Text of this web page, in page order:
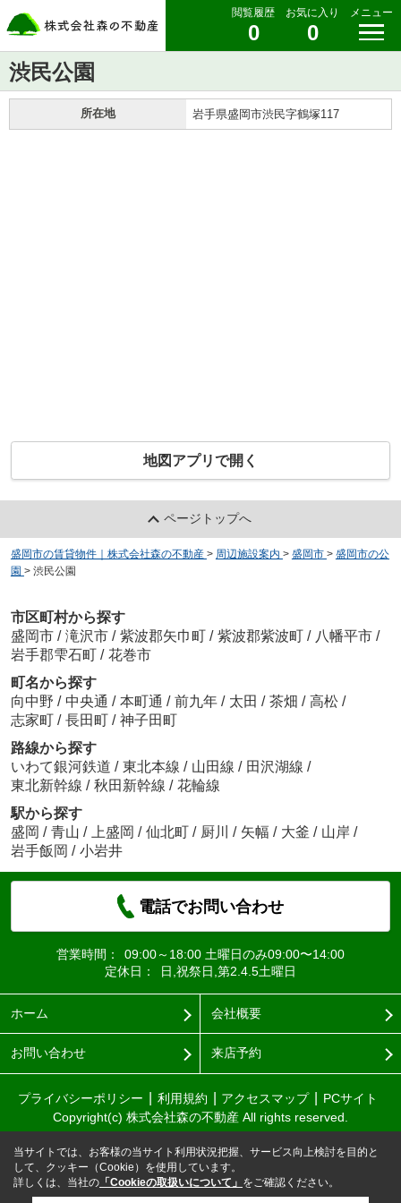
閲覧履歴
0
お気に入り
0
メニュー
渋民公園
所在地 岩手県盛岡市渋民字鶴塚117
地図アプリで開く
ページトップへ
盛岡市の賃貸物件｜株式会社森の不動産 > 周辺施設案内 > 盛岡市 > 盛岡市の公
園 > 渋民公園
市区町村から探す
盛岡市 / 滝沢市 / 紫波郡矢巾町 / 紫波郡紫波町 / 八幡平市 /
岩手郡雫石町 / 花巻市
町名から探す
向中野 / 中央通 / 本町通 / 前九年 / 太田 / 茶畑 / 高松 /
志家町 / 長田町 / 神子田町
路線から探す
いわて銀河鉄道 / 東北本線 / 山田線 / 田沢湖線 /
東北新幹線 / 秋田新幹線 / 花輪線
駅から探す
盛岡 / 青山 / 上盛岡 / 仙北町 / 厨川 / 矢幅 / 大釜 / 山岸 /
岩手飯岡 / 小岩井
電話でお問い合わせ
営業時間：
09:00～18:00 土曜日のみ09:00〜14:00
定休日：
日,祝祭日,第2.4.5土曜日
ホーム 会社概要
お問い合わせ 来店予約
プライバシーポリシー 利用規約 アクセスマップ
PCサイト
Copyright(c) 株式会社森の不動産 All rights reserved.
当サイトでは、お客様の当サイト利用状況把握、サービス向上検討を目的と
して、クッキー（Cookie）を使用しています。
詳しくは、当社の 「Cookieの取扱いについて」 をご確認ください。